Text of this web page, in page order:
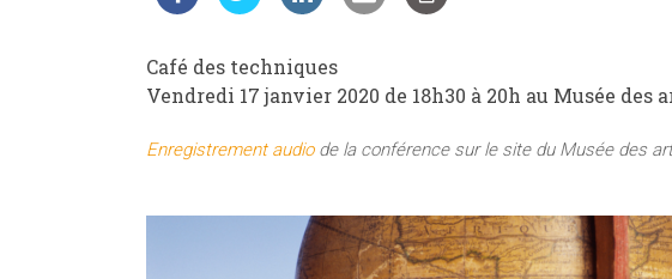
Café des techniques
Vendredi 17 janvier 2020 de 18h30 à 20h au Musée des
Enregistrement audiode la conférence sur le site du Musée des